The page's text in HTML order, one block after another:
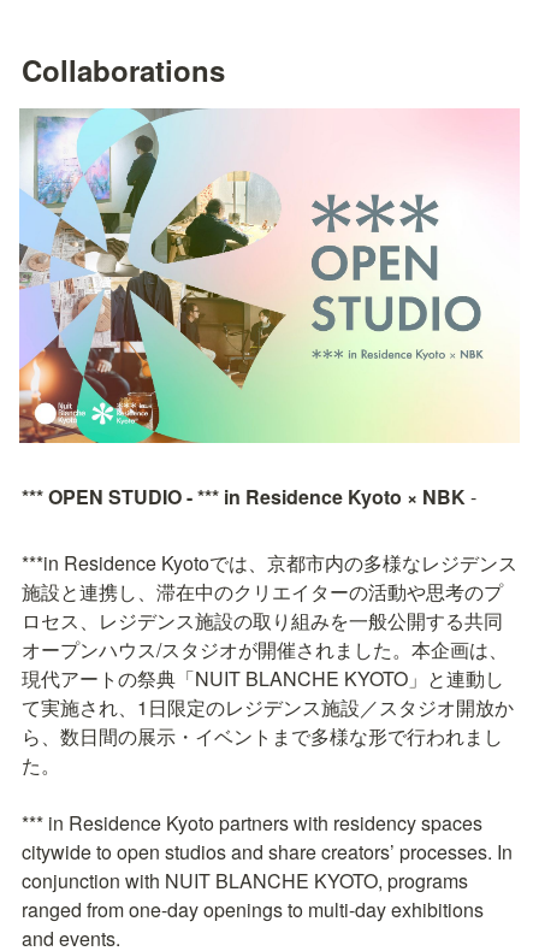
Collaborations
*** OPEN STUDIO - *** in Residence Kyoto × NBK -
***in Residence Kyotoでは、京都市内の多様なレジデンス
施設と連携し、滞在中のクリエイターの活動や思考のプ
ロセス、レジデンス施設の取り組みを一般公開する共同
オープンハウス/スタジオが開催されました。本企画は、
現代アートの祭典「NUIT BLANCHE KYOTO」と連動し
て実施され、1日限定のレジデンス施設／スタジオ開放か
ら、数日間の展示・イベントまで多様な形で行われまし
た。
*** in Residence Kyoto partners with residency spaces
citywide to open studios and share creators’ processes. In
conjunction with NUIT BLANCHE KYOTO, programs
ranged from one-day openings to multi-day exhibitions